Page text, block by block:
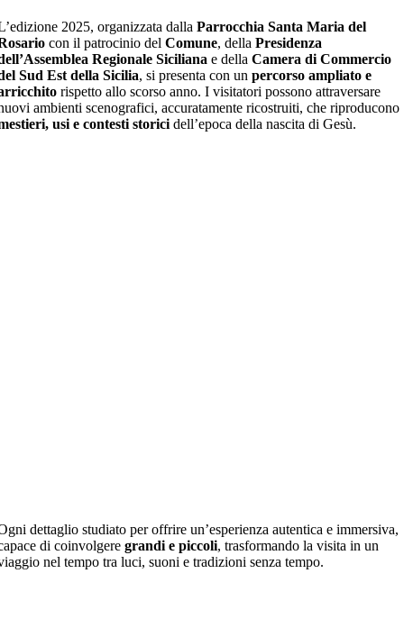
2025, organizzata dallaParrocchia Santa Maria del
con il patrocinio delComune, dellaPresidenza
Regionale Siciliana e dellaCamera di Commercio
Sud Est della Sicilia, si presenta con unpercorso ampliato e
rispetto allo scorso anno. I visitatori possono attraversare
ambienti scenografici, accuratamente ricostruiti, che riproducono
usi e contesti storici dell’epoca della nascita di Gesù.
dettaglio studiato per offrire un’esperienza autentica e immersiva,
di coinvolgeregrandi e piccoli, trasformando la visita in un
nel tempo tra luci, suoni e tradizioni senza tempo.